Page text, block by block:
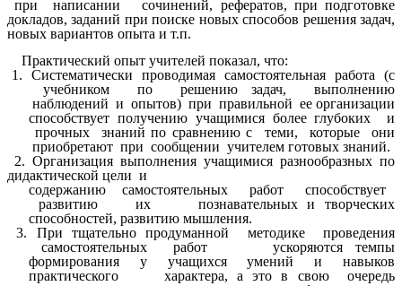
при написании сочинений, рефератов, при подготовке
докладов, заданий при поиске новых способов решения задач,
новых вариантов опыта и т.п.
Практический опыт учителей показал, что:
1. Систематически проводимая самостоятельная работа (с
учебником по решению задач, выполнению
наблюдений и опытов) при правильной ее организации
способствует получению учащимися более глубоких и
прочных знаний по сравнению с теми, которые они
приобретают при сообщении учителем готовых знаний.
2. Организация выполнения учащимися разнообразных по
дидактической цели и
содержанию самостоятельных работ способствует
развитию их познавательных и творческих
способностей, развитию мышления.
3. При тщательно продуманной методике проведения
самостоятельных работ ускоряются темпы
формирования у учащихся умений и навыков
практического характера, а это в свою очередь